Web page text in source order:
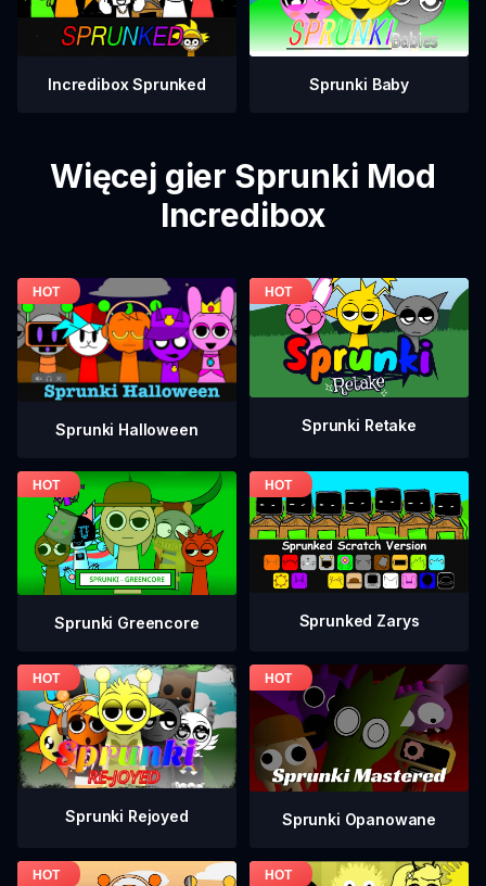
Incredibox Sprunked Sprunki Baby
Więcej gier Sprunki Mod
Incredibox
Sprunki Halloween Sprunki Retake
Sprunki Greencore Sprunked Zarys
Sprunki Rejoyed Sprunki Opanowane